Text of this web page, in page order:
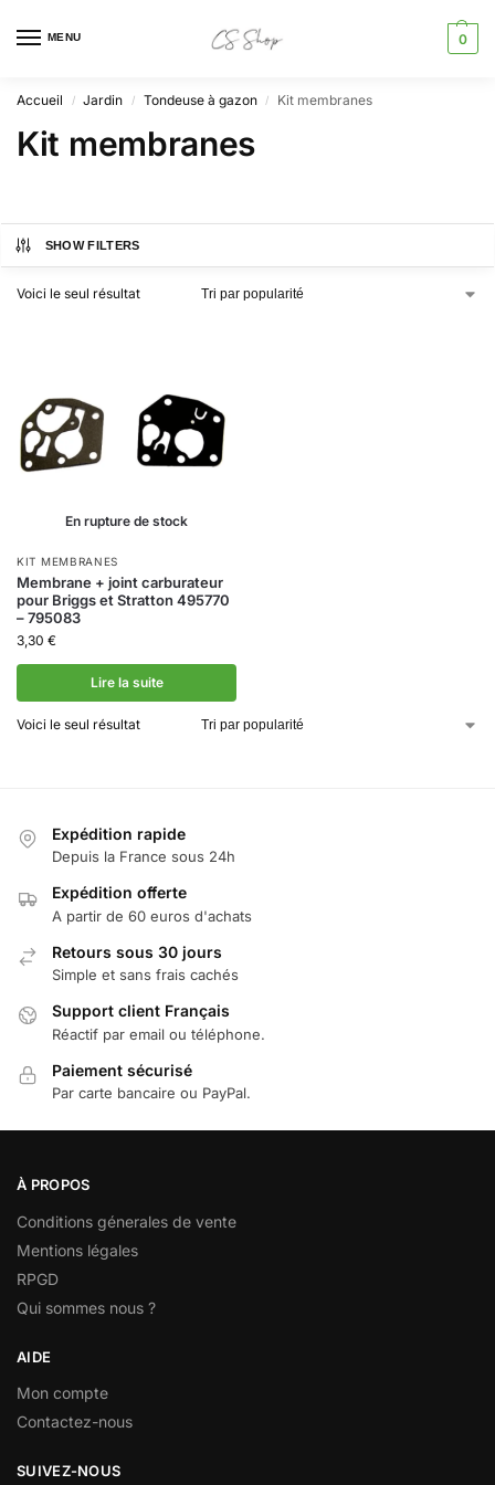
MENU 0
Accueil / Jardin / Tondeuse à gazon / Kit membranes
Kit membranes
SHOW FILTERS
Voici le seul résultat
En rupture de stock
KIT MEMBRANES
Membrane + joint carburateur
pour Briggs et Stratton 495770
– 795083
3,30 €
Lire la suite
Voici le seul résultat
Expédition rapide
Depuis la France sous 24h
Expédition offerte
A partir de 60 euros d'achats
Retours sous 30 jours
Simple et sans frais cachés
Support client Français
Réactif par email ou téléphone.
Paiement sécurisé
Par carte bancaire ou PayPal.
À PROPOS
Conditions génerales de vente
Mentions légales
RPGD
Qui sommes nous ?
AIDE
Mon compte
Contactez-nous
SUIVEZ-NOUS